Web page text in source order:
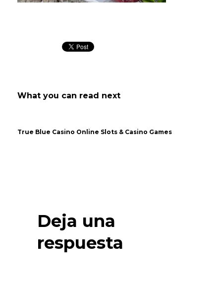
What you can read next
True Blue Casino Online Slots & Casino Games
Deja una
respuesta